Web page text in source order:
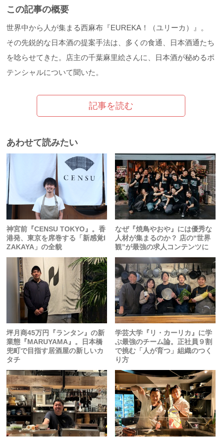
この記事の概要
世界中から人が集まる西麻布『EUREKA！（ユリーカ）』。
その先鋭的な日本酒の提案手法は、多くの食通、日本酒通たち
を唸らせてきた。店主の千葉麻里絵さんに、日本酒が秘めるポ
テンシャルについて聞いた。
記事を読む
あわせて読みたい
神宮前『CENSU TOKYO』。香
港発、東京を席巻する「新感覚I
ZAKAYA」の全貌
なぜ『焼鳥やおや』には優秀な
人材が集まるのか？ 店の“世界
観”が最強の求人コンテンツに
坪月商45万円『ランタン』の新
業態『MARUYAMA』。日本橋
兜町で目指す居酒屋の新しいカ
タチ
学芸大学『リ・カーリカ』に学
ぶ最強のチーム論。正社員９割
で挑む「人が育つ」組織のつく
り方